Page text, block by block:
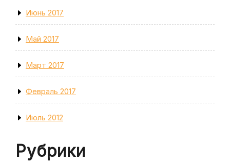
Июнь 2017
Май 2017
Март 2017
Февраль 2017
Июль 2012
Рубрики